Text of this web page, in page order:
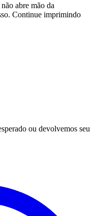
abre mão da
Continue imprimindo
ou devolvemos seu